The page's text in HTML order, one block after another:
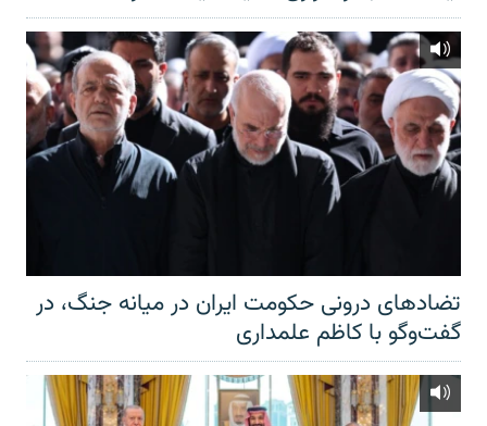
تضادهای درونی حکومت ایران در میانه جنگ، در
گفت‌‌وگو با کاظم علمداری